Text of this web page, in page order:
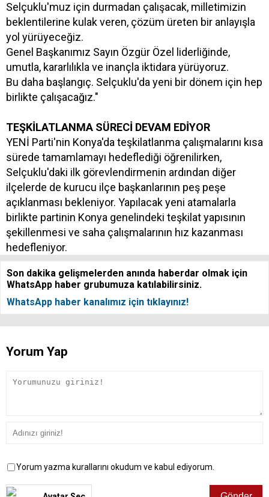
Selçuklu'muz için durmadan çalışacak, milletimizin
beklentilerine kulak veren, çözüm üreten bir anlayışla
yol yürüyeceğiz.
Genel Başkanımız Sayın Özgür Özel liderliğinde,
umutla, kararlılıkla ve inançla iktidara yürüyoruz.
Bu daha başlangıç. Selçuklu'da yeni bir dönem için hep
birlikte çalışacağız."
TEŞKİLATLANMA SÜRECİ DEVAM EDİYOR
YENİ Parti'nin Konya'da teşkilatlanma çalışmalarını kısa
sürede tamamlamayı hedeflediği öğrenilirken,
Selçuklu'daki ilk görevlendirmenin ardından diğer
ilçelerde de kurucu ilçe başkanlarının peş peşe
açıklanması bekleniyor. Yapılacak yeni atamalarla
birlikte partinin Konya genelindeki teşkilat yapısının
şekillenmesi ve saha çalışmalarının hız kazanması
hedefleniyor.
Son dakika gelişmelerden anında haberdar olmak için
WhatsApp haber grubumuza katılabilirsiniz.
WhatsApp haber kanalımız için tıklayınız!
Yorum Yap
Yorum yazma kurallarını okudum ve kabul ediyorum.